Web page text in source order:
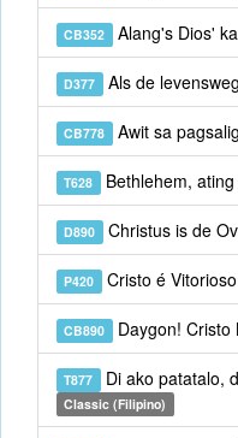
CB352 Alang's Dios'
D377 Als de
CB778 Awit sa pagsalig
T628 Bethlehem, ating
D890 Christus is de
P420 Cristo é Vitorioso
CB890 Daygon! Cristo
T877 Di ako patatalo,
Classic (Filipino)